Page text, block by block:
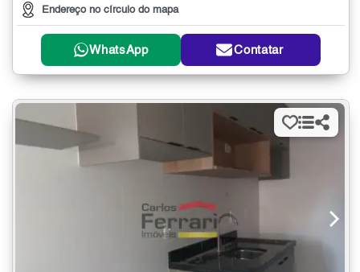
Endereço no círculo do mapa
WhatsApp Contatar